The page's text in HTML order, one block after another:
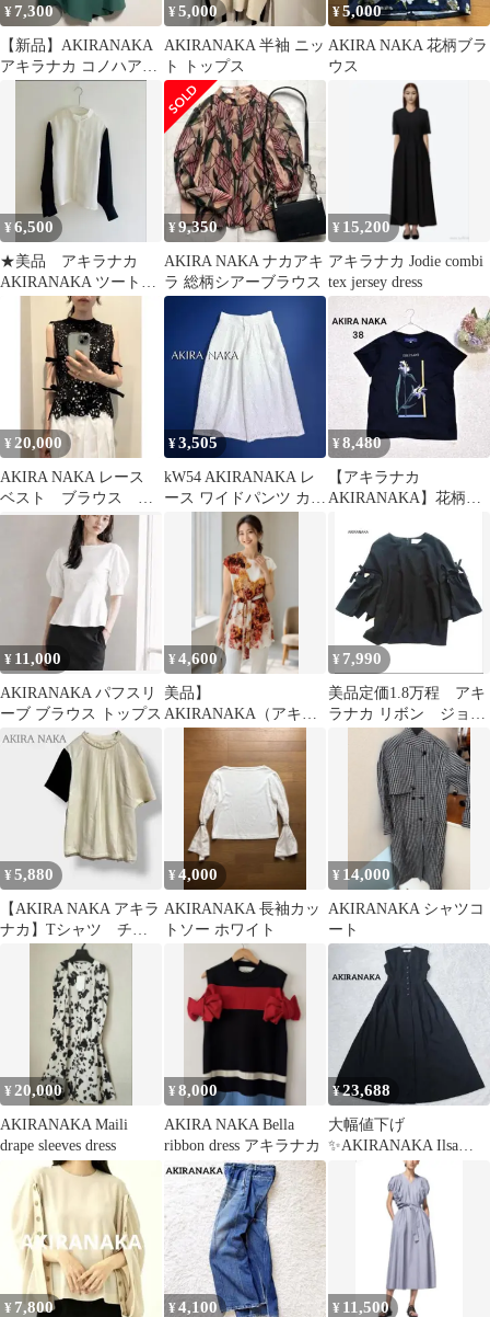
¥ 7,300
【新品】AKIRANAKA
アキラナカ コノハアウ
トシームスカート
¥5,000
AKIRANAKA 半袖 ニッ
ト トップス
¥5,000
AKIRA NAKA 花柄ブラ
ウス
¥6,500
★美品 アキラナカ
AKIRANAKA ツート
ン バイカラーブラウ
¥9,350
AKIRA NAKA ナカアキ
ラ 総柄シアーブラウス
¥ 15,200
アキラナカ Jodie combi
tex jersey dress
¥ 20,000
AKIRA NAKA レース
ベスト ブラウス ブ
ラック
¥3,505
kW54 AKIRANAKA レ
ース ワイドパンツ カッ
トワーク 総刺繍 ズボン
¥8,480
【アキラナカ
AKIRANAKA】花柄刺
ットソー 黒 38
¥ 11,000
AKIRANAKA パフスリ
ーブ ブラウス トップス
¥4,600
美品】
AKIRANAKA（アキラ
ナカ） アートグラフィ
ック チュニックブラウ
¥ 7,990
美品定価1.8万程 アキ
ラナカ リボン ジョー
ゼットブラウスイージ
ーケア 5分袖
¥5,880
【AKIRA NAKA アキラ
ナカ】Tシャツ チュ
ール 異素材 アシン
メトリー
¥4,000
AKIRANAKA 長袖カッ
トソー ホワイト
¥ 14,000
AKIRANAKA シャツコ
ート
¥20,000
AKIRANAKA Maili
drape sleeves dress
¥8,000
AKIRA NAKA Bella
ribbon dress アキラナカ
¥23,688
大幅値下げ
✨AKIRANAKA Ilsa
sleeveless dress
¥ 7,800 ¥4,100 ¥ 11,500